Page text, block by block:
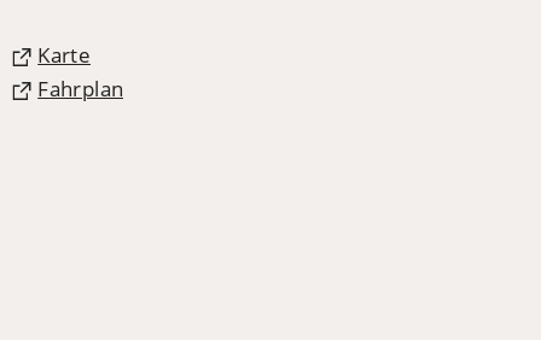
Karte
(Öffnet
in Fahrplan
(Öffnet